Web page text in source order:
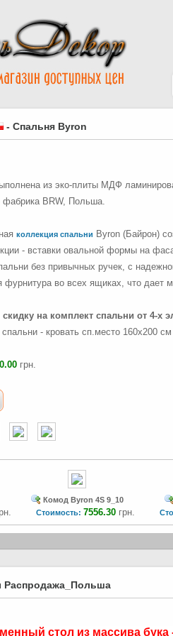
- Спальня Byron
из эко-плиты МДФ
фабрика ВRW, Польша.
коллекция спальни Byron (Байрон)
- вставки овальной формы на
без привычных ручек, с
фурнитура во всех ящиках, что дает
на комплект спальни от 4-х
спальни - кровать сп.место 160х200
грн.
Комод Byron 4S 9_10
Стоимость: 7556.30 грн.
Распродажа_Польша
стол из массива бука